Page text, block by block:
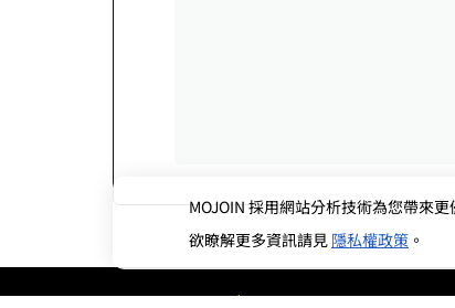
MOJOIN採用網站分析技術為您帶來
欲瞭解更多資訊請見 隱私權政策 。